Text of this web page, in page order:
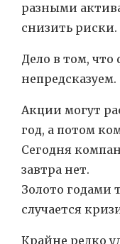
разными
снизить риски.
Дело в том,
непредсказуем.
Акции могут
год, а потом
Сегодня
завтра нет.
Золото годами
случается
Крайне редко